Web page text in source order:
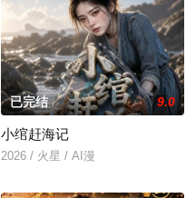
已完结 9.0
小绾赶海记
2026 / 火星 / AI漫